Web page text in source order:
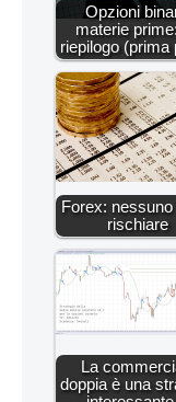
Opzioni
materie
riepilogo (prima
Forex: nessuno
rischiare
La
doppia è una